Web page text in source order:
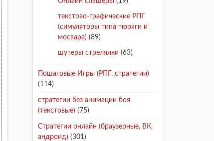
текстово-графические РПГ
(симуляторы типа тюряги и
мосвара) (89)
шутеры стрелялки (63)
Пошаговые Игры (РПГ, стратегии)
(114)
стратегии без анимации боя
(текстовые) (75)
Стратегии онлайн (браузерные, ВК,
андроид) (301)